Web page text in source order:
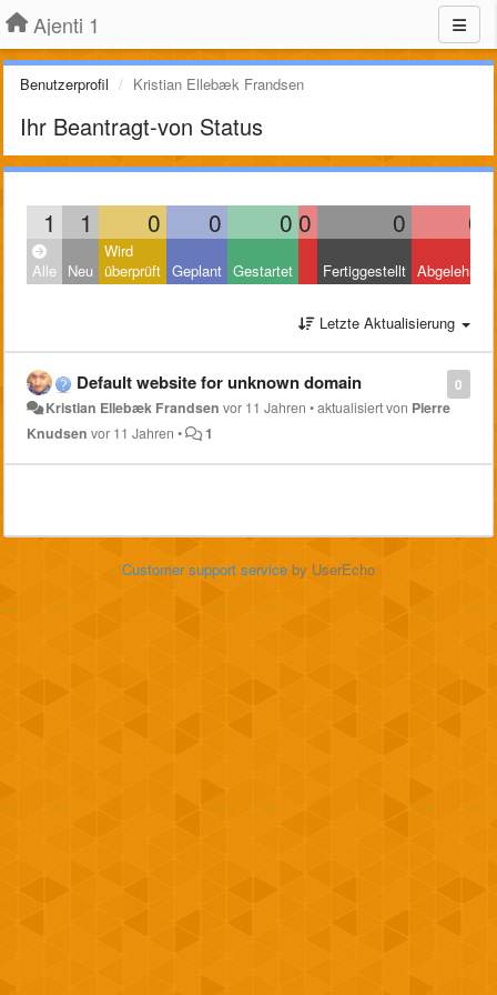
Ajenti 1
Benutzerprofil Kristian Ellebæk Frandsen
Ihr Beantragt-von Status
1 1 0 0 0 0 0 0
Alle Neu
Wird
überprüft Geplant Gestartet Fertiggestellt Abgelehnt
Letzte Aktualisierung
0
Default website for unknown domain
Kristian Ellebæk Frandsen vor 11 Jahren •aktualisiert von Pierre
Knudsen vor 11 Jahren • 1
Customer support service by UserEcho